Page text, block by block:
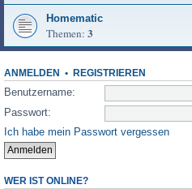
Homematic
Themen: 3
ANMELDEN • REGISTRIEREN
Benutzername:
Passwort:
Ich habe mein Passwort vergessen
WER IST ONLINE?